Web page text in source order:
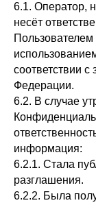
6.1. Оператор,
несёт
соответствии с
Федерации.
6.2. В случае
информация:
6.2.1. Стала
разглашения.
6.2.2. Была